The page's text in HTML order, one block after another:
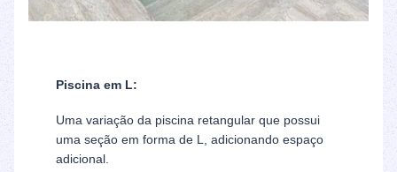
Piscina em L:
Uma variação da piscina retangular que possui
uma seção em forma de L, adicionando espaço
adicional.